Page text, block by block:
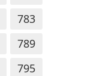
783
789
795